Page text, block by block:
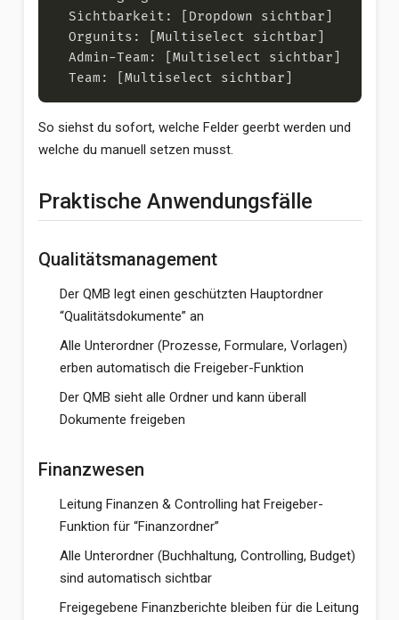
So siehst du sofort, welche Felder geerbt werden und
welche du manuell setzen musst.
Praktische Anwendungsfälle
Qualitätsmanagement
Der QMB legt einen geschützten Hauptordner
“Qualitätsdokumente” an
Alle Unterordner (Prozesse, Formulare, Vorlagen)
erben automatisch die Freigeber-Funktion
Der QMB sieht alle Ordner und kann überall
Dokumente freigeben
Finanzwesen
Leitung Finanzen & Controlling hat Freigeber-
Funktion für “Finanzordner”
Alle Unterordner (Buchhaltung, Controlling, Budget)
sind automatisch sichtbar
Freigegebene Finanzberichte bleiben für die Leitung